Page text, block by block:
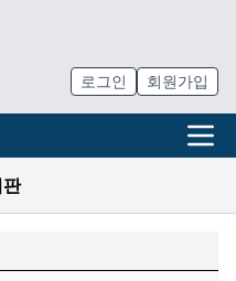
로그인 회원가입